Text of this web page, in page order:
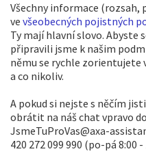
Všechny informace (rozsah,
ve všeobecných pojistných
Ty mají hlavní slovo. Abyste
připravili jsme k našim
němu se rychle zorientujete
a co nikoliv.
A pokud si nejste s něčím
obrátit na náš chat vpravo
JsmeTuProVas@axa-
420 272 099 990 (po-pá 8:00 -